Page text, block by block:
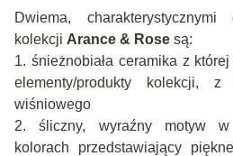
Dwiema, charakterystycznymi
kolekcji Arance & Rose są:
1. śnieżnobiała ceramika z
elementy/produkty kolekcji,
wiśniowego
2. śliczny, wyraźny motyw w
kolorach przedstawiający